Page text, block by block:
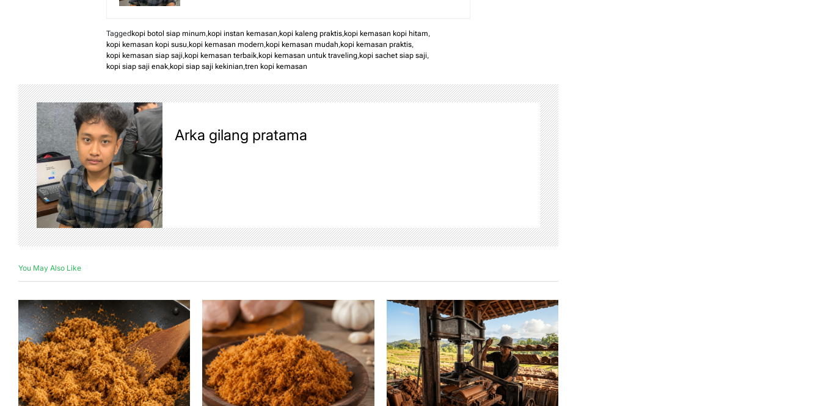
Tagged kopi botol siap minum,kopi instan kemasan,kopi kaleng praktis,kopi kemasan kopi hitam,
kopi kemasan kopi susu,kopi kemasan modern,kopi kemasan mudah,kopi kemasan praktis,
kopi kemasan siap saji,kopi kemasan terbaik,kopi kemasan untuk traveling,kopi sachet siap saji,
kopi siap saji enak,kopi siap saji kekinian,tren kopi kemasan
Arka gilang pratama
You May Also Like